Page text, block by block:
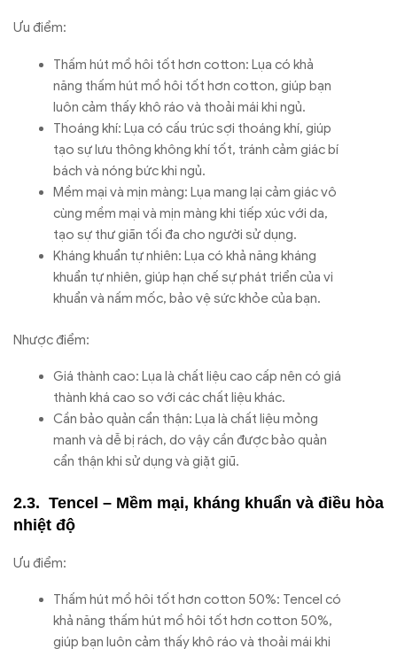
Ưu điểm:
Thấm hút mồ hôi tốt hơn cotton: Lụa có khả
năng thấm hút mồ hôi tốt hơn cotton, giúp bạn
luôn cảm thấy khô ráo và thoải mái khi ngủ.
Thoáng khí: Lụa có cấu trúc sợi thoáng khí, giúp
tạo sự lưu thông không khí tốt, tránh cảm giác bí
bách và nóng bức khi ngủ.
Mềm mại và mịn màng: Lụa mang lại cảm giác vô
cùng mềm mại và mịn màng khi tiếp xúc với da,
tạo sự thư giãn tối đa cho người sử dụng.
Kháng khuẩn tự nhiên: Lụa có khả năng kháng
khuẩn tự nhiên, giúp hạn chế sự phát triển của vi
khuẩn và nấm mốc, bảo vệ sức khỏe của bạn.
Nhược điểm:
Giá thành cao: Lụa là chất liệu cao cấp nên có giá
thành khá cao so với các chất liệu khác.
Cần bảo quản cẩn thận: Lụa là chất liệu mỏng
manh và dễ bị rách, do vậy cần được bảo quản
cẩn thận khi sử dụng và giặt giũ.
Tencel – Mềm mại, kháng khuẩn và điều hòa
nhiệt độ
Ưu điểm:
Thấm hút mồ hôi tốt hơn cotton 50%: Tencel có
khả năng thấm hút mồ hôi tốt hơn cotton 50%,
giúp bạn luôn cảm thấy khô ráo và thoải mái khi